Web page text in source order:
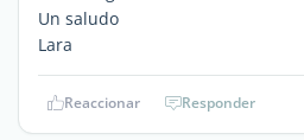
Un saludo
Lara
Reaccionar Responder